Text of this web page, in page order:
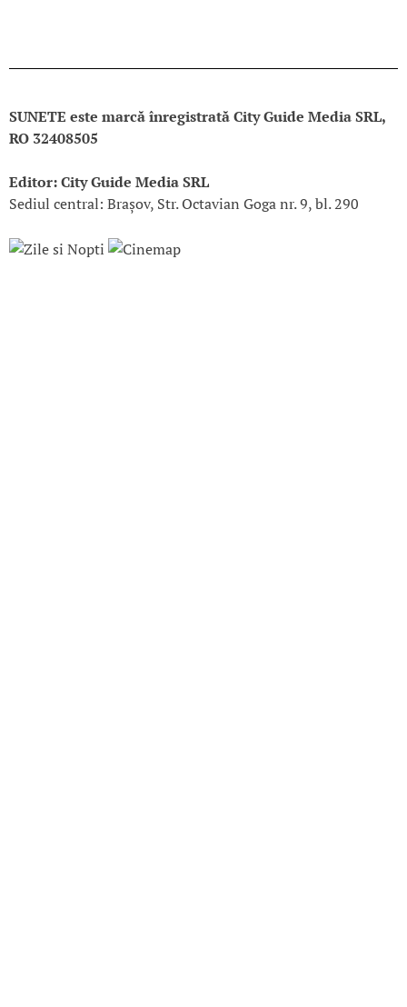
SUNETE este marcă înregistrată City Guide Media SRL,
RO 32408505
Editor: City Guide Media SRL
Sediul central: Brașov, Str. Octavian Goga nr. 9, bl. 290